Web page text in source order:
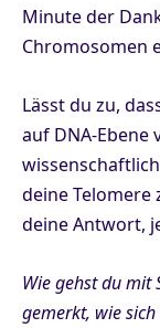
Minute der
Chromosomen
Lässt du zu,
auf DNA-
deine Telomere
deine Antwort,
Wie gehst du mit
gemerkt, wie